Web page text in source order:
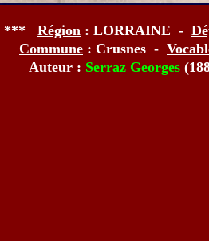
*** Région : LORRAINE -
Commune : Crusnes -
Auteur : Serraz Georges